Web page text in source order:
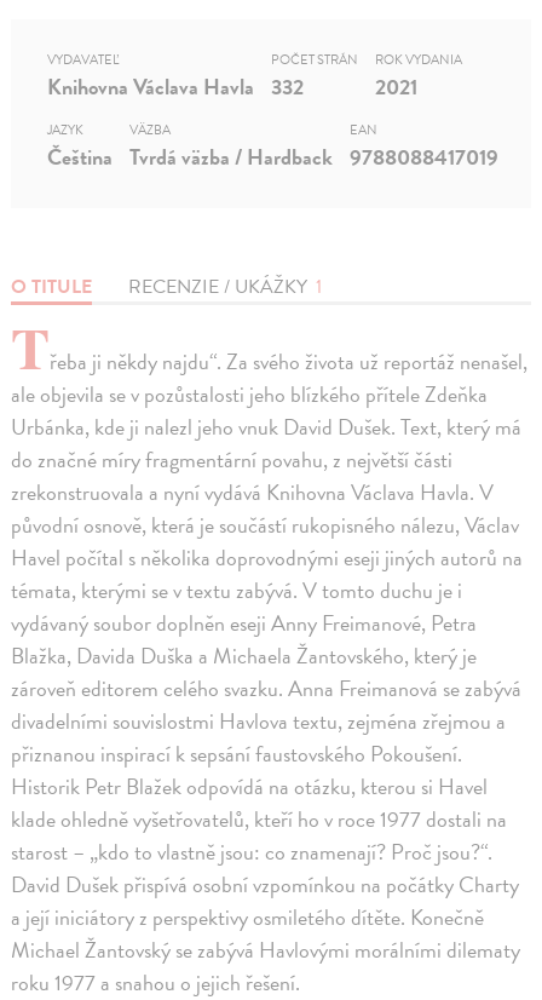
O TITULE RECENZIE / UKÁŽKY 1
Třeba ji někdy najdu“. Za svého života už reportáž nenašel,
ale objevila se v pozůstalosti jeho blízkého přítele Zdeňka
Urbánka, kde ji nalezl jeho vnuk David Dušek. Text, který má
do značné míry fragmentární povahu, z největší části
zrekonstruovala a nyní vydává Knihovna Václava Havla. V
původní osnově, která je součástí rukopisného nálezu, Václav
Havel počítal s několika doprovodnými eseji jiných autorů na
témata, kterými se v textu zabývá. V tomto duchu je i
vydávaný soubor doplněn eseji Anny Freimanové, Petra
Blažka, Davida Duška a Michaela Žantovského, který je
zároveň editorem celého svazku. Anna Freimanová se zabývá
divadelními souvislostmi Havlova textu, zejména zřejmou a
přiznanou inspirací k sepsání faustovského Pokoušení.
Historik Petr Blažek odpovídá na otázku, kterou si Havel
klade ohledně vyšetřovatelů, kteří ho v roce 1977 dostali na
starost – „kdo to vlastně jsou: co znamenají? Proč jsou?“.
David Dušek přispívá osobní vzpomínkou na počátky Charty
a její iniciátory z perspektivy osmiletého dítěte. Konečně
Michael Žantovský se zabývá Havlovými morálními dilematy
roku 1977 a snahou o jejich řešení.
VYDAVATEĽ
Knihovna Václava Havla
POČET STRÁN
332
ROK VYDANIA
2021
JAZYK
Čeština
VÄZBA
Tvrdá väzba / Hardback
EAN
9788088417019